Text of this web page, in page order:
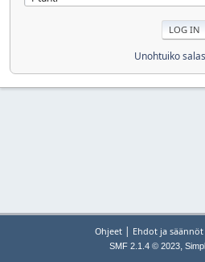
Unohtuiko
Ohjeet | Ehdot ja säännöt
SMF 2.1.4 © 2023,